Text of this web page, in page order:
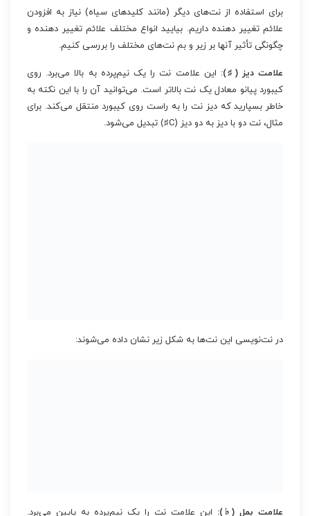
برای استفاده از نت‌های دیگر (مانند کلیدهای سیاه) نیاز به افزودن
علائم تغییر دهنده داریم. بیایید انواع مختلف علائم تغییر دهنده و
چگونگی تأثیر آنها بر زیر و بم نت‌های مختلف را بررسی کنیم.
علامت دیز (♯): این علامت نت را یک نیم‌پرده به بالا می‌برد. روی
کیبورد پیانو معادل یک نت بالاتر است. می‌توانید آن را با این نکته به
خاطر بسپارید که دیز نت را به راست روی کیبورد منتقل می‌کند. برای
مثال، نت دو با دیز به دو دیز (C♯) تبدیل می‌شود.
در نت‌نویسی این نت‌ها به شکل زیر نشان داده می‌شوند:
علامت بمل (♭): این علامت نت را یک نیم‌پرده به پایین می‌برد.